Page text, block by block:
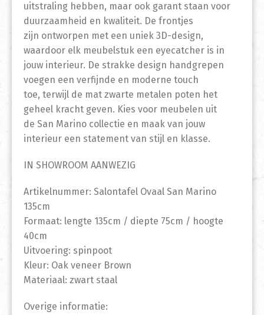
uitstraling hebben, maar ook garant staan voor
duurzaamheid en kwaliteit. De frontjes
zijn ontworpen met een uniek 3D-design,
waardoor elk meubelstuk een eyecatcher is in
jouw interieur. De strakke design handgrepen
voegen een verfijnde en moderne touch
toe, terwijl de mat zwarte metalen poten het
geheel kracht geven. Kies voor meubelen uit
de San Marino collectie en maak van jouw
interieur een statement van stijl en klasse.
IN SHOWROOM AANWEZIG
Artikelnummer: Salontafel Ovaal San Marino
135cm
Formaat: lengte 135cm / diepte 75cm / hoogte
40cm
Uitvoering: spinpoot
Kleur: Oak veneer Brown
Materiaal: zwart staal
Overige informatie: